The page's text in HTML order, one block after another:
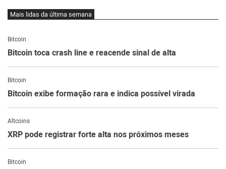
Mais lidas da última semana
Bitcoin
Bitcoin toca crash line e reacende sinal de alta
Bitcoin
Bitcoin exibe formação rara e indica possível virada
Altcoins
XRP pode registrar forte alta nos próximos meses
Bitcoin